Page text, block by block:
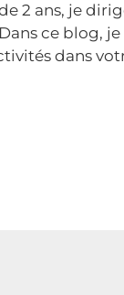
2 ans, je
ce blog,
dans